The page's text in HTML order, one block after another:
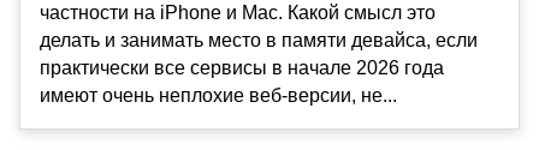
частности на iPhone и Mac. Какой смысл это
делать и занимать место в памяти девайса, если
практически все сервисы в начале 2026 года
имеют очень неплохие веб-версии, не...